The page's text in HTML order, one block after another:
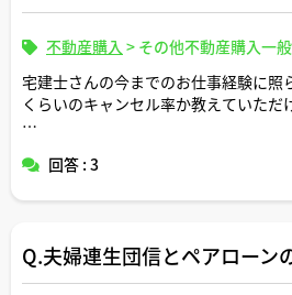
不動産購入 > その他不動産購入一般
宅建士さんの今までのお仕事経験に照
くらいのキャンセル率か教えていただ
えていただけますと幸いです。
回答 : 3
Q.夫婦連生団信とペアローン